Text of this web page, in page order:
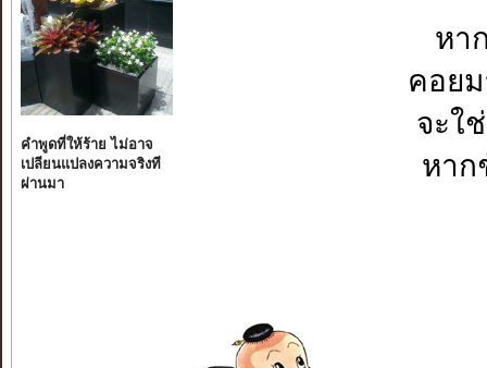
คำพูดที่ให้ร้าย ไม่อาจ
เปลียนแปลงความจริงที
ผ่านมา
หา
คอย
จะใ
หาก